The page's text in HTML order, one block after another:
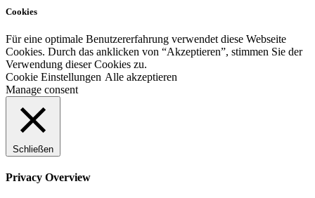
Cookies
Für eine optimale Benutzererfahrung verwendet diese Webseite
Cookies. Durch das anklicken von “Akzeptieren”, stimmen Sie der
Verwendung dieser Cookies zu.
Cookie Einstellungen Alle akzeptieren
Manage consent
Schließen
Privacy Overview